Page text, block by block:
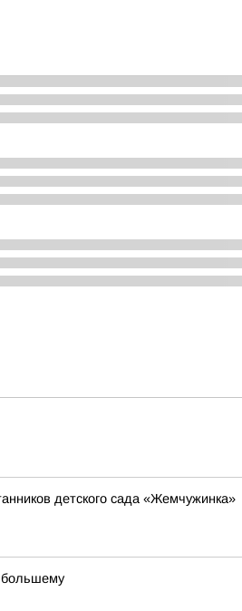
детского сада «Жемчужинка»
большему